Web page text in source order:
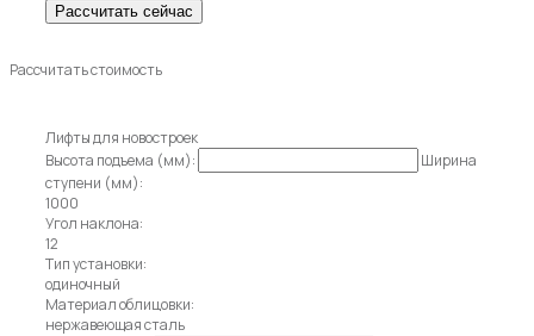
Рассчитать стоимость
Лифты для новостроек
Высота подъема (мм):
Ширина
ступени (мм):
1000
Угол наклона:
12
Тип установки:
одиночный
Материал облицовки:
нержавеющая сталь